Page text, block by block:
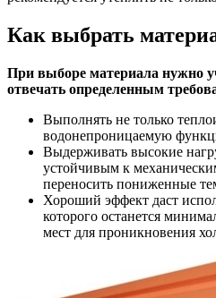
Как выбрать
При выборе материала нужно
отвечать определенным
Выполнять не только
водонепроницаемую
Выдерживать высокие
устойчивым к
переносить пониженные
Хороший эффект даст
которого останется
мест для проникновения